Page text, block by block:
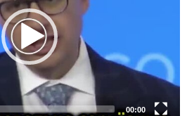
00:00